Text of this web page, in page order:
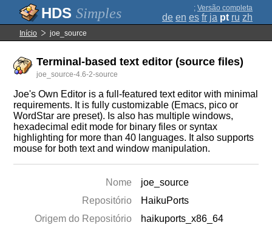
Simples ; Versão completa
de en es fr ja pt ru zh
Início joe_source
Terminal-based text editor (source files)
joe_source-4.6-2-source
Joe's Own Editor is a full-featured text editor with minimal
requirements. It is fully customizable (Emacs, pico or
WordStar are preset). Is also has multiple windows,
hexadecimal edit mode for binary files or syntax
highlighting for more than 40 languages. It also supports
mouse for both text and window manipulation.
Nome
joe_source
Repositório
HaikuPorts
Origem do Repositório
haikuports_x86_64